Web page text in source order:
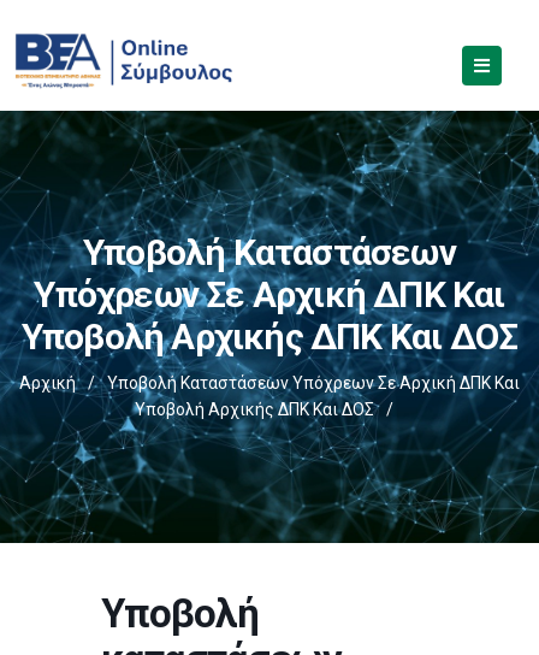
Υποβολή Καταστάσεων
Υπόχρεων Σε Αρχική ΔΠΚ Και
Υποβολή Αρχικής ΔΠΚ Και ΔΟΣ
Αρχική /
Υποβολή Καταστάσεων Υπόχρεων Σε Αρχική ΔΠΚ Και
Υποβολή Αρχικής ΔΠΚ Και ΔΟΣ
/
Υποβολή